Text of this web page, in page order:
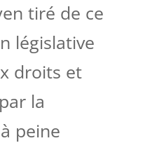
tiré de ce
législative
droits et
la
peine